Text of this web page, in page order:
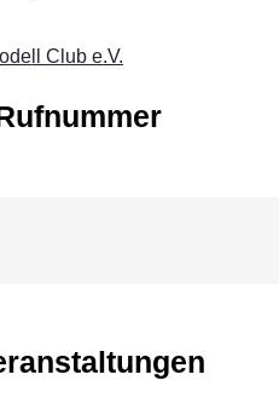
Club e.V.